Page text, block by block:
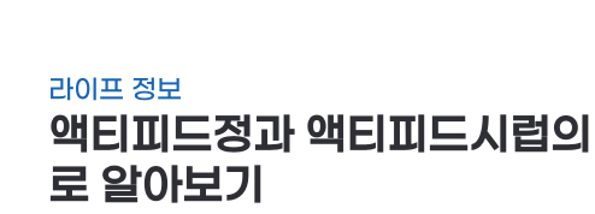
라이프 정보
액티피드정과 액티피드시럽
로 알아보기